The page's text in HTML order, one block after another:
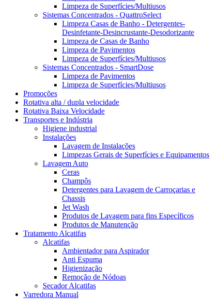
Limpeza de Superfícies/Multiusos
Sistemas Concentrados - QuattroSelect
Limpeza Casas de Banho - Detergentes-
Desinfetante-Desincrustante-Desodorizante
Limpeza de Casas de Banho
Limpeza de Pavimentos
Limpeza de Superfícies/Multiusos
Sistemas Concentrados - SmartDose
Limpeza de Pavimentos
Limpeza de Superfícies/Multiusos
Promoções
Rotativa alta / dupla velocidade
Rotativa Baixa Velocidade
Transportes e Indústria
Higiene industrial
Instalações
Lavagem de Instalações
Limpezas Gerais de Superfícies e Equipamentos
Lavagem Auto
Ceras
Champôs
Detergentes para Lavagem de Carroçarias e
Chassis
Jet Wash
Produtos de Lavagem para fins Específicos
Produtos de Manutenção
Tratamento Alcatifas
Alcatifas
Ambientador para Aspirador
Anti Espuma
Higienização
Remoção de Nódoas
Secador Alcatifas
Varredora Manual